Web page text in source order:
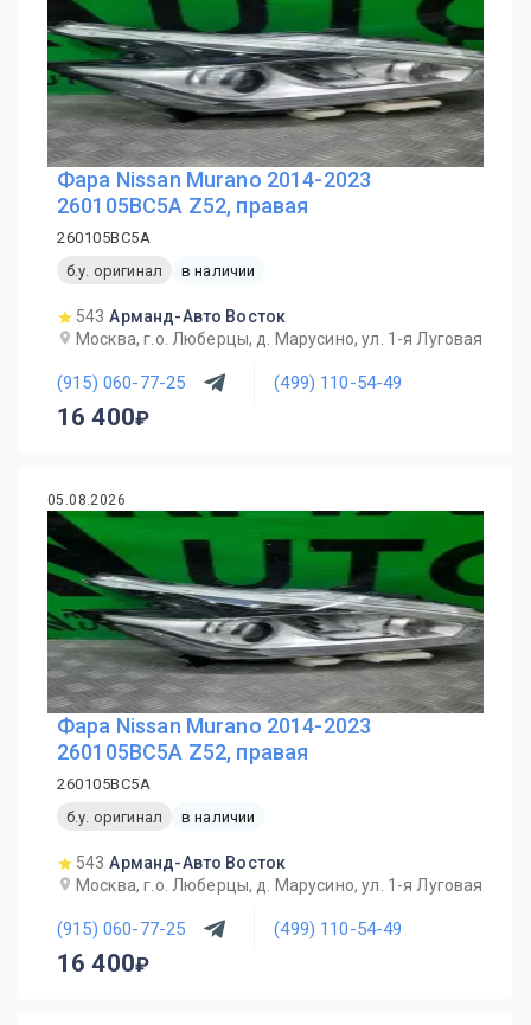
Фара Nissan Murano 2014-2023
260105BC5A Z52, правая
260105BC5A
б.у. оригинал
в наличии
543 Арманд-Авто Восток
Москва, г.о. Люберцы, д. Марусино, ул. 1-я Луговая
(915) 060-77-25 (499) 110-54-49
16 400
05.08.2026
Фара Nissan Murano 2014-2023
260105BC5A Z52, правая
260105BC5A
б.у. оригинал
в наличии
543 Арманд-Авто Восток
Москва, г.о. Люберцы, д. Марусино, ул. 1-я Луговая
(915) 060-77-25 (499) 110-54-49
16 400